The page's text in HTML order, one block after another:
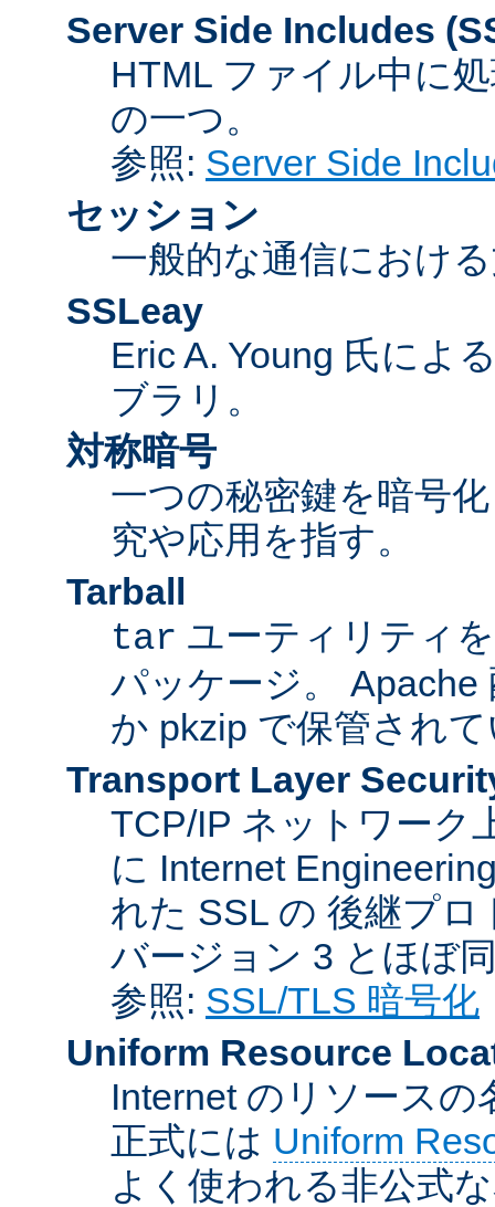
Server Side Includes
HTML ファイル中に
の一つ。
参照: Server Side
セッション
一般的な通信におけ
SSLeay
Eric A. Young 氏によ
ブラリ。
対称暗号
一つの秘密鍵を暗号
究や応用を指す。
Tarball
tar ユーティリティ
パッケージ。 Apache
か pkzip で保管され
Transport Layer
TCP/IP ネットワーク
に Internet
れた SSL の 後継プ
バージョン 3 とほぼ
参照: SSL/TLS 暗号化
Uniform Resource
Internet のリソース
正式には Uniform
よく使われる非公式